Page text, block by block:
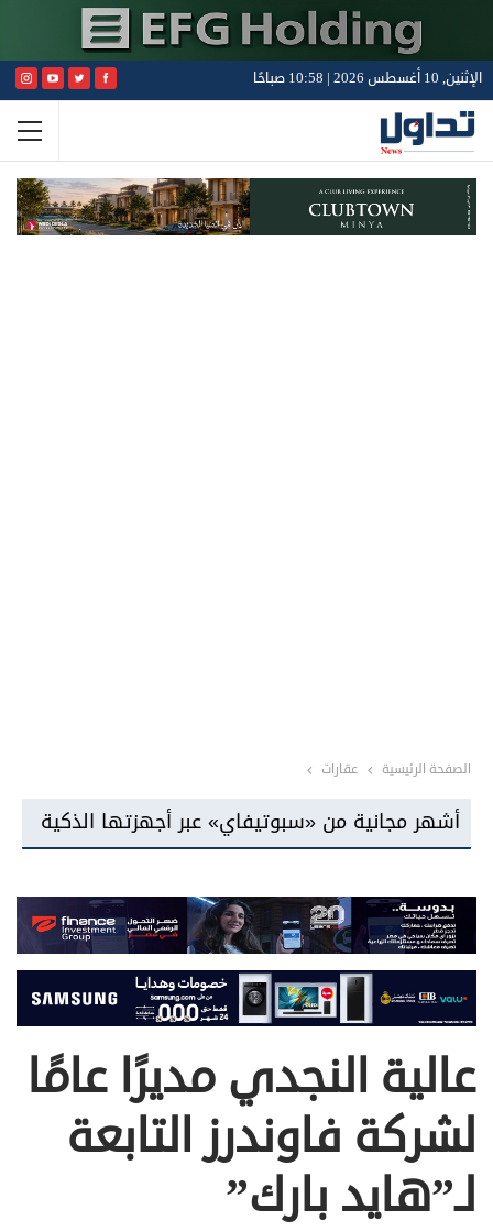
الإثنين, 10 أغسطس 2026 | 10:58 صباحًا
الصفحة الرئيسية عقارات
شركة «DAC Construction» تطلق «أركلاين للتطوير العقاري» في مصر وتستعد للإعلان عن محفظة مشروعات كبرى
عالية النجدي مديرًا عامًا
لشركة فاوندرز التابعة
لـ”هايد بارك”